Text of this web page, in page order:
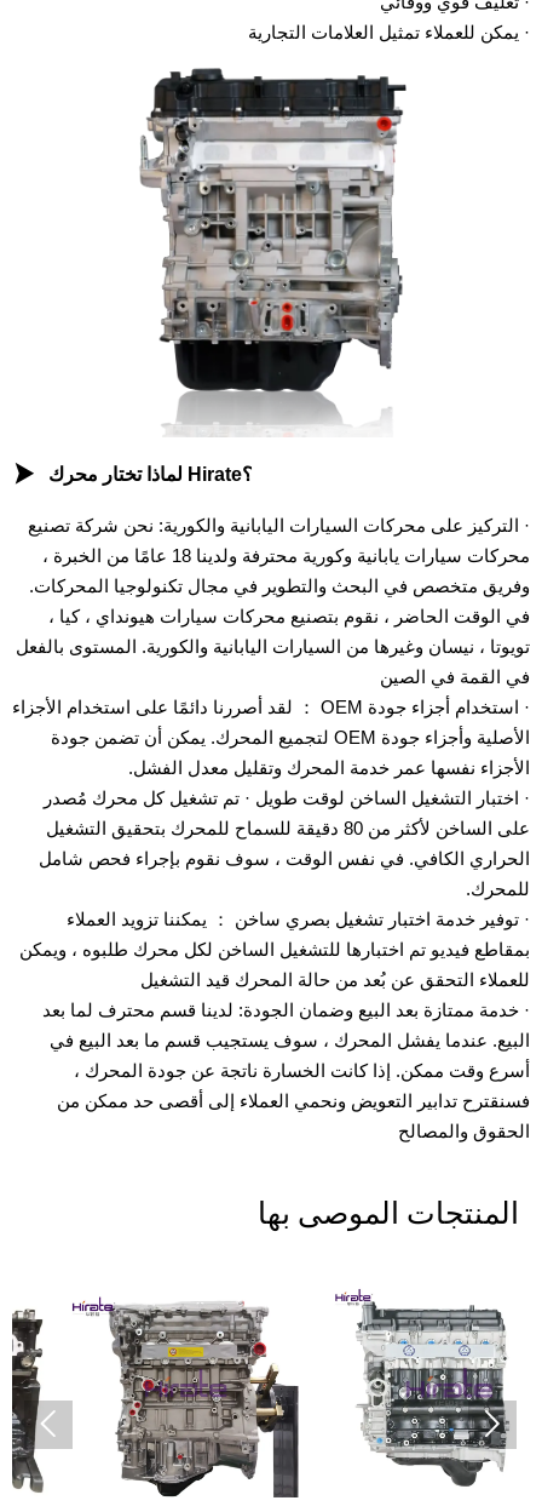
· يمكن للعملاء تمثيل العلامات التجارية
 لماذا تختار محرك Hirate؟
· التركيز على محركات السيارات اليابانية والكورية: نحن شركة تصنيع
محركات سيارات يابانية وكورية محترفة ولدينا 18 عامًا من الخبرة ،
وفريق متخصص في البحث والتطوير في مجال تكنولوجيا المحركات.
في الوقت الحاضر ، نقوم بتصنيع محركات سيارات هيونداي ، كيا ،
تويوتا ، نيسان وغيرها من السيارات اليابانية والكورية. المستوى بالفعل
في القمة في الصين
· استخدام أجزاء جودة OEM ： لقد أصررنا دائمًا على استخدام الأجزاء
الأصلية وأجزاء جودة OEM لتجميع المحرك. يمكن أن تضمن جودة
الأجزاء نفسها عمر خدمة المحرك وتقليل معدل الفشل.
· اختبار التشغيل الساخن لوقت طويل · تم تشغيل كل محرك مُصدر
على الساخن لأكثر من 80 دقيقة للسماح للمحرك بتحقيق التشغيل
الحراري الكافي. في نفس الوقت ، سوف نقوم بإجراء فحص شامل
للمحرك.
· توفير خدمة اختبار تشغيل بصري ساخن ： يمكننا تزويد العملاء
بمقاطع فيديو تم اختبارها للتشغيل الساخن لكل محرك طلبوه ، ويمكن
للعملاء التحقق عن بُعد من حالة المحرك قيد التشغيل
· خدمة ممتازة بعد البيع وضمان الجودة: لدينا قسم محترف لما بعد
البيع. عندما يفشل المحرك ، سوف يستجيب قسم ما بعد البيع في
أسرع وقت ممكن. إذا كانت الخسارة ناتجة عن جودة المحرك ،
فسنقترح تدابير التعويض ونحمي العملاء إلى أقصى حد ممكن من
الحقوق والمصالح
المنتجات الموصى بها
 